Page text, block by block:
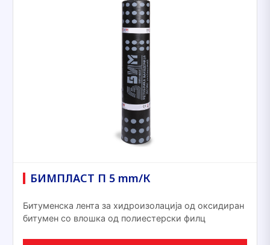
БИМПЛАСТ П 5 mm/К
Битуменска лента за хидроизолација од оксидиран
битумен со влошка од полиестерски филц